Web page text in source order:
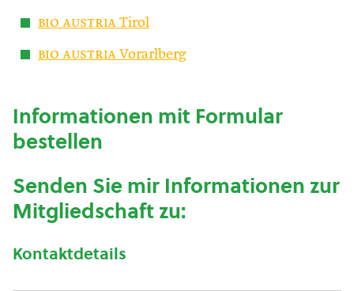
bio austria Tirol
bio austria Vorarlberg
Informationen mit Formular
bestellen
Senden Sie mir Informationen zur
Mitgliedschaft zu:
Kontaktdetails